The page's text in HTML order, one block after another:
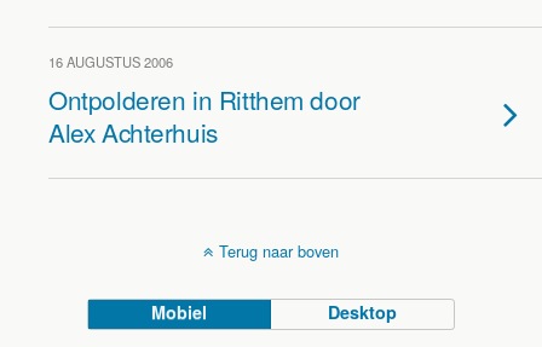
16 AUGUSTUS 2006
Ontpolderen in Ritthem door
Alex Achterhuis
Terug naar boven
Mobiel Desktop